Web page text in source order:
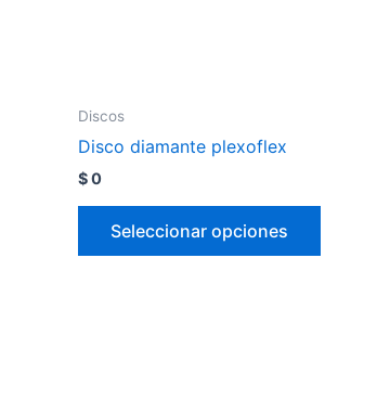
Discos
Disco diamante plexoflex
$0
Seleccionar opciones